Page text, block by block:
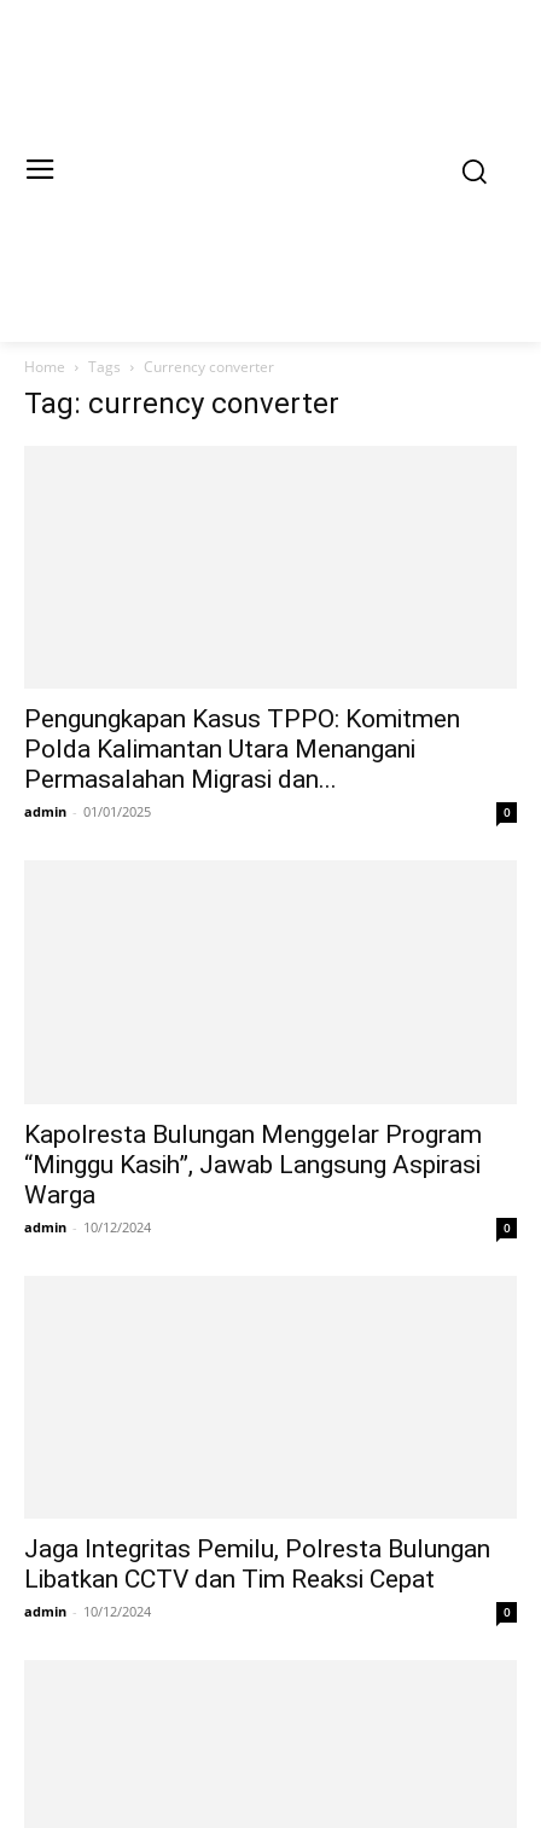
Home Tags Currency converter
Tag: currency converter
Pengungkapan Kasus TPPO: Komitmen
Polda Kalimantan Utara Menangani
Permasalahan Migrasi dan...
admin - 01/01/2025 0
Kapolresta Bulungan Menggelar Program
“Minggu Kasih”, Jawab Langsung Aspirasi
Warga
admin - 10/12/2024 0
Jaga Integritas Pemilu, Polresta Bulungan
Libatkan CCTV dan Tim Reaksi Cepat
admin - 10/12/2024 0